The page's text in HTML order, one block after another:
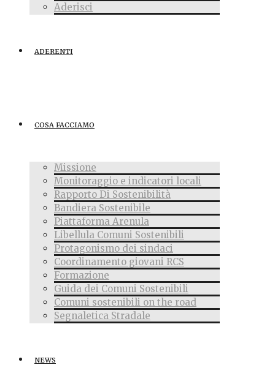
Aderisci
ADERENTI
COSA FACCIAMO
Missione
Monitoraggio e indicatori locali
Rapporto Di Sostenibilità
Bandiera Sostenibile
Piattaforma Arenula
Libellula Comuni Sostenibili
Protagonismo dei sindaci
Coordinamento giovani RCS
Formazione
Guida dei Comuni Sostenibili
Comuni sostenibili on the road
Segnaletica Stradale
NEWS